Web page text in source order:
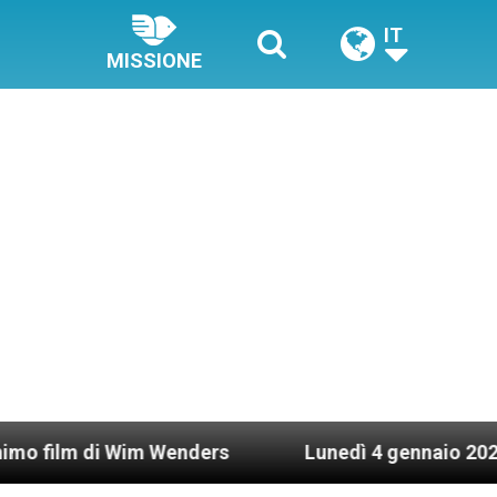
MISSIONE
IT
Wenders Lunedì 4 gennaio 2021: